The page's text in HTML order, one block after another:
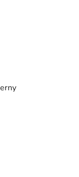
- čierny